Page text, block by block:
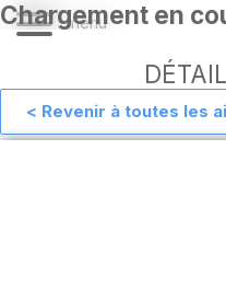
Aide
< Revenir à toutes les